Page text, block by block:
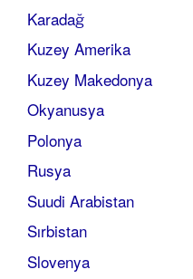
Karadağ
Kuzey Amerika
Kuzey Makedonya
Okyanusya
Polonya
Rusya
Suudi Arabistan
Sırbistan
Slovenya